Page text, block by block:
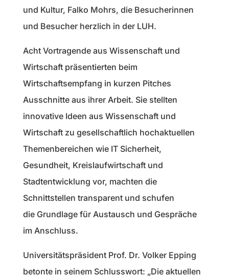
und Kultur, Falko Mohrs, die Besucherinnen
und Besucher herzlich in der LUH.
Acht Vortragende aus Wissenschaft und
Wirtschaft präsentierten beim
Wirtschaftsempfang in kurzen Pitches
Ausschnitte aus ihrer Arbeit. Sie stellten
innovative Ideen aus Wissenschaft und
Wirtschaft zu gesellschaftlich hochaktuellen
Themenbereichen wie IT Sicherheit,
Gesundheit, Kreislaufwirtschaft und
Stadtentwicklung vor, machten die
Schnittstellen transparent und schufen
die Grundlage für Austausch und Gespräche
im Anschluss.
Universitätspräsident Prof. Dr. Volker Epping
betonte in seinem Schlusswort: „Die aktuellen